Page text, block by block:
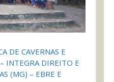
DE CAVERNAS E
INTEGRA DIREITO E
(MG) – EBRE E